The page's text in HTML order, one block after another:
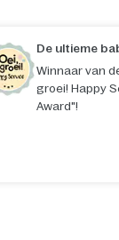
De ultieme
Winnaar van
groei! Happy
Award"!